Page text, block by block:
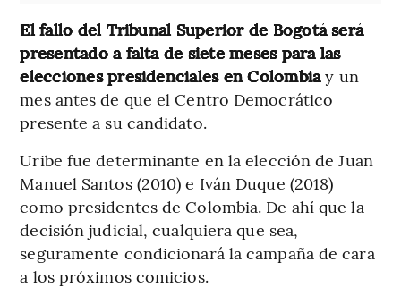
El fallo del Tribunal Superior de Bogotá será
presentado a falta de siete meses para las
elecciones presidenciales en Colombiay un
mes antes de que el Centro Democrático
presente a su candidato.
Uribe fue determinante en la elección de Juan
Manuel Santos (2010) e Iván Duque (2018)
como presidentes de Colombia. De ahí que la
decisión judicial, cualquiera que sea,
seguramente condicionará la campaña de cara
a los próximos comicios.